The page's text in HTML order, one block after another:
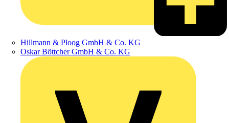
Hillmann & Ploog GmbH & Co. KG
Oskar Böttcher GmbH & Co. KG